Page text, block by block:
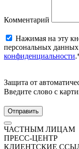
Комментарий
Нажимая на эту
персональных данных
конфиденциальности
Защита от
Введите слово с
Отправить
ЧАСТНЫМ ЛИЦАМ
ПРЕСС-ЦЕНТР
КЛИЕНТСКИЕ